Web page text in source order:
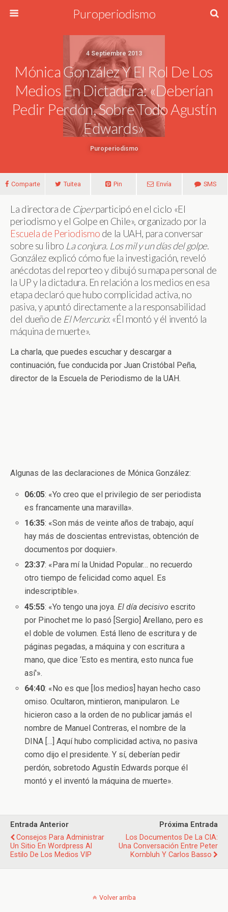
Puroperiodismo
4 Septiembre 2013
Mónica González Y El Rol De Los
Medios En Dictadura: «Deberían
Pedir Perdón, Sobre Todo Agustín
Edwards»
Puroperiodismo
Comparte Tuitea Pin Envía SMS
La directora de Ciperparticipó en el ciclo «El
periodismo y el Golpe en Chile», organizado por la
Escuela de Periodismo de la UAH, para conversar
sobre su libro La conjura. Los mil y un días del golpe.
González explicó cómo fue la investigación, reveló
anécdotas del reporteo y dibujó su mapa personal de
la UP y la dictadura. En relación a los medios en esa
etapa declaró que hubo complicidad activa, no
pasiva, y apuntó directamente a la responsabilidad
del dueño de El Mercurio: «Él montó y él inventó la
máquina de muerte».
La charla, que puedes escuchar y descargar a
continuación, fue conducida por Juan Cristóbal Peña,
director de la Escuela de Periodismo de la UAH.
Algunas de las declaraciones de Mónica González:
06:05: «Yo creo que el privilegio de ser periodista
es francamente una maravilla».
16:35: «Son más de veinte años de trabajo, aquí
hay más de doscientas entrevistas, obtención de
documentos por doquier».
23:37: «Para mí la Unidad Popular… no recuerdo
otro tiempo de felicidad como aquel. Es
indescriptible».
45:55: «Yo tengo una joya.El día decisivo escrito
por Pinochet me lo pasó [Sergio] Arellano, pero es
el doble de volumen. Está lleno de escritura y de
páginas pegadas, a máquina y con escritura a
mano, que dice ‘Esto es mentira, esto nunca fue
así'».
64:40: «No es que [los medios] hayan hecho caso
omiso. Ocultaron, mintieron, manipularon. Le
hicieron caso a la orden de no publicar jamás el
nombre de Manuel Contreras, el nombre de la
DINA […] Aquí hubo complicidad activa, no pasiva
como dijo el presidente. Y sí, deberían pedir
perdón, sobretodo Agustín Edwards porque él
montó y el inventó la máquina de muerte».
Entrada Anterior
Consejos Para Administrar
Un Sitio En Wordpress Al
Estilo De Los Medios VIP
Próxima Entrada
Los Documentos De La CIA:
Una Conversación Entre Peter
Kornbluh Y Carlos Basso
Volver arriba